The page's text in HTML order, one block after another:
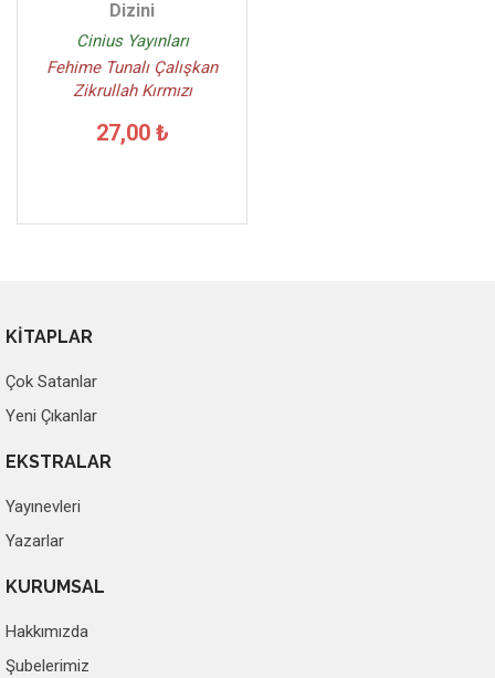
Dizini
Cinius Yayınları
Fehime Tunalı Çalışkan
Zikrullah Kırmızı
27,00 ₺
KİTAPLAR
Çok Satanlar
Yeni Çıkanlar
EKSTRALAR
Yayınevleri
Yazarlar
KURUMSAL
Hakkımızda
Şubelerimiz